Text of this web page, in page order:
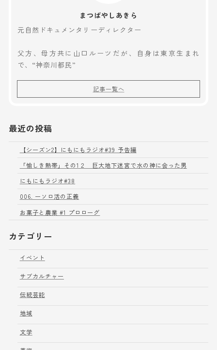
まつばやしあきら
元自然ドキュメンタリーディレクター
父方、母方共に山口ルーツだが、自身は東京生まれ
で、“神奈川都民”
記事一覧へ
最近の投稿
【シーズン2】にもにもラジオ#39 予告編
「愉しき熱帯」その1２ 巨大地下迷宮で水の神に会った男
にもにもラジオ#38
006. ーソロ活の正義
お菓子と農業 #1 プロローグ
カテゴリー
イベント
サブカルチャー
伝統芸能
地域
文学